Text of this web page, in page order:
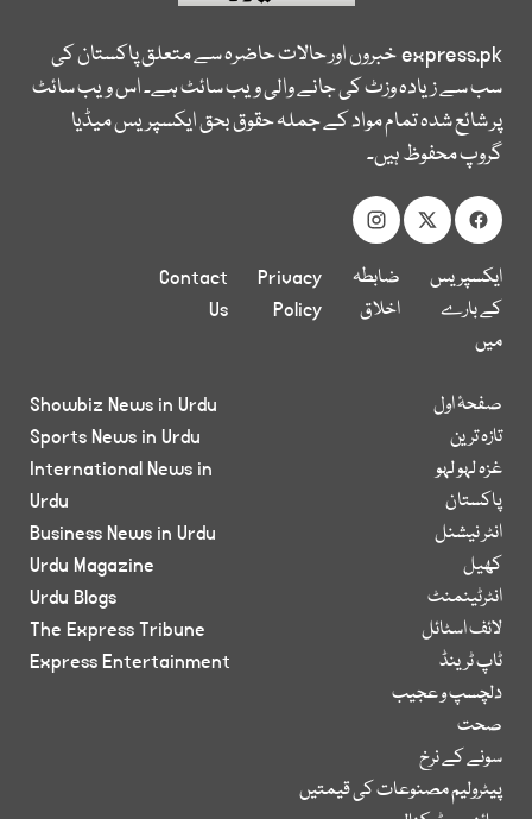
express.pkخبروں اور حالات حاضرہ سے متعلق پاکستان کی
سب سے زیادہ وزٹ کی جانے والی ویب سائٹ ہے۔ اس ویب سائٹ
پر شائع شدہ تمام مواد کے جملہ حقوق بحق ایکسپریس میڈیا
گروپ محفوظ ہیں۔
ایکسپریس
کے بارے
میں
ضابطہ
اخلاق
Privacy
Policy
Contact
Us
صفحۂ اول
تازہ ترین
غزہ لہو لہو
پاکستان
انٹر نیشنل
کھیل
انٹرٹینمنٹ
لائف اسٹائل
ٹاپ ٹرینڈ
دلچسپ و عجیب
صحت
سونے کے نرخ
پیٹرولیم مصنوعات کی قیمتیں
Showbiz News in Urdu
Sports News in Urdu
International News in
Urdu
Business News in Urdu
Urdu Magazine
Urdu Blogs
The Express Tribune
Express Entertainment